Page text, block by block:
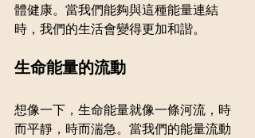
體健康。當我們能夠與這種能量連結
時，我們的生活會變得更加和諧。
生命能量的流動
想像一下，生命能量就像一條河流，時
而平靜，時而湍急。當我們的能量流動